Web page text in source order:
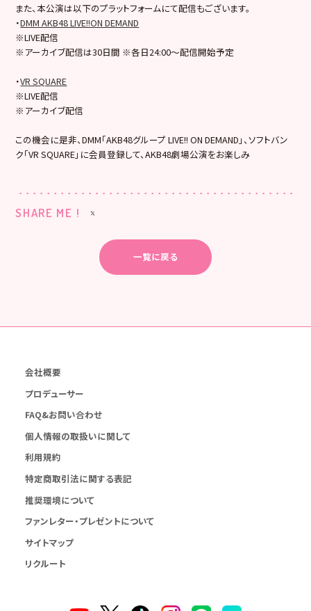
また、本公演は以下のプラットフォームにて配信もございます。
・DMM AKB48 LIVE!!ON DEMAND
※LIVE配信
※アーカイブ配信は30日間 ※各日24:00～配信開始予定
・VR SQUARE
※LIVE配信
※アーカイブ配信
この機会に是非、DMM「AKB48グループ LIVE!! ON DEMAND」、ソフトバン
ク「VR SQUARE」に会員登録して、AKB48劇場公演をお楽しみ
SHARE ME !
一覧に戻る
会社概要
プロデューサー
FAQ&お問い合わせ
個人情報の取扱いに関して
利用規約
特定商取引法に関する表記
推奨環境について
ファンレター・プレゼントについて
サイトマップ
リクルート